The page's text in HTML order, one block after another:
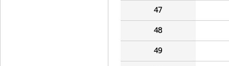
47
48
49